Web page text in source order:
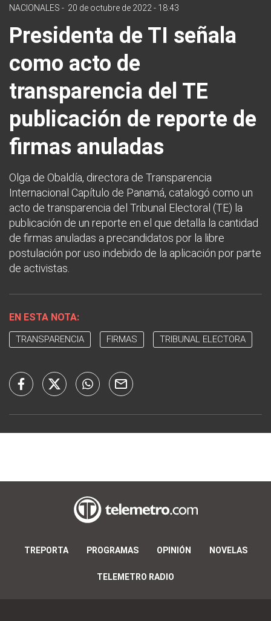
NACIONALES - 20 de octubre de 2022 - 18:43
Presidenta de TI señala
como acto de
transparencia del TE
publicación de reporte de
firmas anuladas
Olga de Obaldía, directora de Transparencia
Internacional Capítulo de Panamá, catalogó como un
acto de transparencia del Tribunal Electoral (TE) la
publicación de un reporte en el que detalla la cantidad
de firmas anuladas a precandidatos por la libre
postulación por uso indebido de la aplicación por parte
de activistas.
EN ESTA NOTA:
TRANSPARENCIA FIRMAS TRIBUNAL ELECTORA
TREPORTA PROGRAMAS OPINIÓN NOVELAS
TELEMETRO RADIO